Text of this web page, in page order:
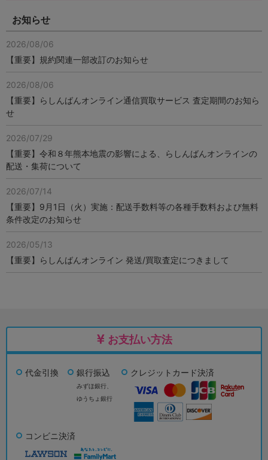
お知らせ
2026/08/06
【重要】規約関連一部改訂のお知らせ
2026/08/06
【重要】らしんばんオンライン通信買取サービス 査定期間のお知ら
せ
2026/07/29
【重要】令和８年熊本地震の影響による、らしんばんオンラインの
配送・集荷について
2026/07/14
【重要】9月1日（火）実施：配送手数料等の各種手数料および無料
条件改定のお知らせ
2026/05/13
【重要】らしんばんオンライン 発送/買取査定につきまして
お支払い方法
代金引換 銀行振込
みずほ銀行、
ゆうちょ銀行
クレジットカード決済
コンビニ決済